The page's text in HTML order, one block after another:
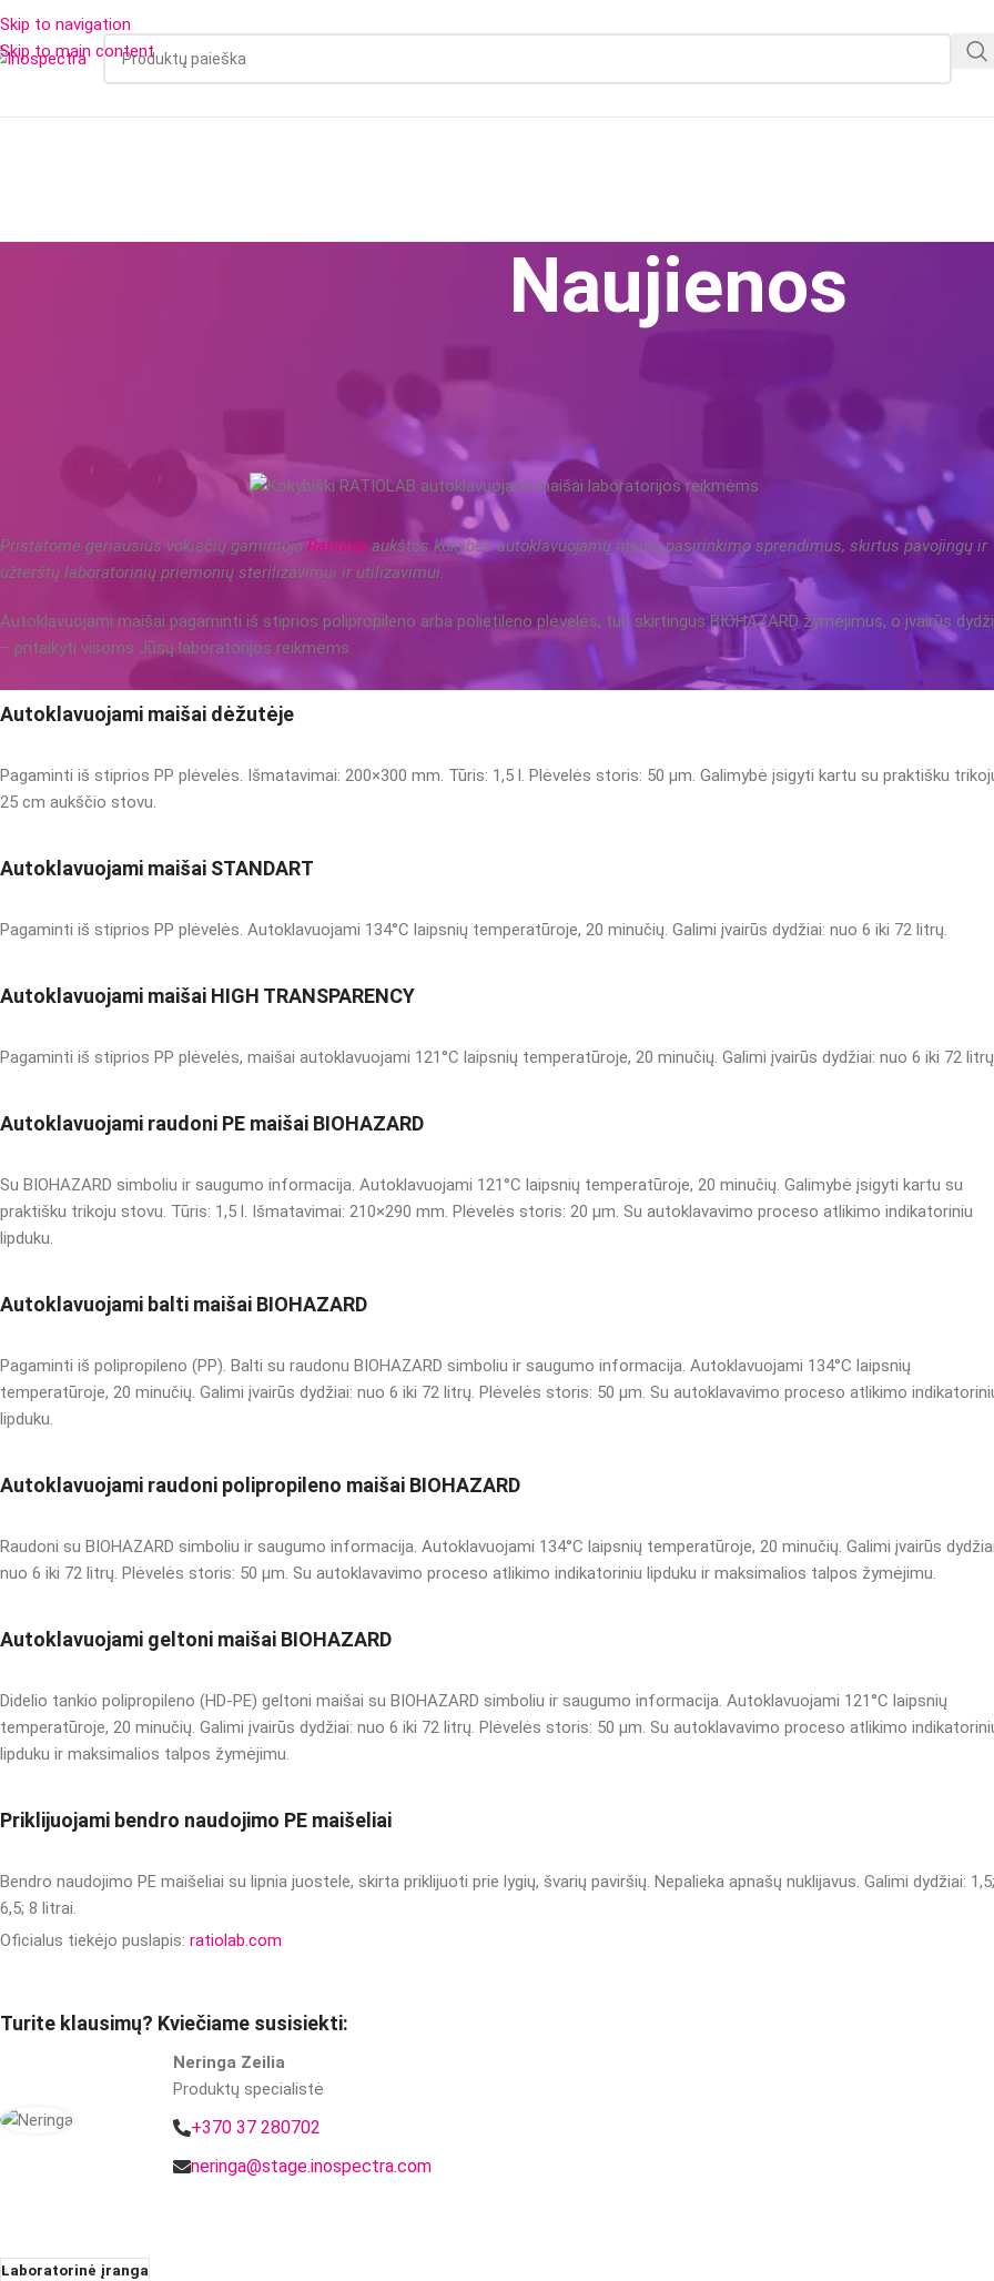
Skip to navigation
Skip to main content
Naujienos
Kokybiški RATIOLAB autoklavuojami maišai – profesionaliam
sterilizavimui ir utilizacijai
Posted by inospectraOn 2020-06-01
Pristatome geriausius vokiečių gamintojo Ratiolab aukštos kokybės autoklavuojamų maišų pasirinkimo sprendimus, skirtus pavojingų ir
užterštų laboratorinių priemonių sterilizavimui ir utilizavimui.
Autoklavuojami maišai pagaminti iš stiprios polipropileno arba polietileno plėvelės, turi skirtingus BIOHAZARD žymėjimus, o įvairūs
– pritaikyti visoms Jūsų laboratorijos reikmėms.
Autoklavuojami maišai dėžutėje
Pagaminti iš stiprios PP plėvelės. Išmatavimai: 200×300 mm. Tūris: 1,5 l. Plėvelės storis: 50 µm. Galimybė įsigyti kartu su praktišku
25 cm aukščio stovu.
Autoklavuojami maišai STANDART
Pagaminti iš stiprios PP plėvelės. Autoklavuojami 134°C laipsnių temperatūroje, 20 minučių. Galimi įvairūs dydžiai: nuo 6 iki 72 litrų.
Autoklavuojami maišai HIGH TRANSPARENCY
Pagaminti iš stiprios PP plėvelės, maišai autoklavuojami 121°C laipsnių temperatūroje, 20 minučių. Galimi įvairūs dydžiai: nuo 6 iki 72
Autoklavuojami raudoni PE maišai BIOHAZARD
Su BIOHAZARD simboliu ir saugumo informacija. Autoklavuojami 121°C laipsnių temperatūroje, 20 minučių. Galimybė įsigyti kartu su
praktišku trikoju stovu. Tūris: 1,5 l. Išmatavimai: 210×290 mm. Plėvelės storis: 20 µm. Su autoklavavimo proceso atlikimo indikatoriniu
lipduku.
Autoklavuojami balti maišai BIOHAZARD
Pagaminti iš polipropileno (PP). Balti su raudonu BIOHAZARD simboliu ir saugumo informacija. Autoklavuojami 134°C laipsnių
temperatūroje, 20 minučių. Galimi įvairūs dydžiai: nuo 6 iki 72 litrų. Plėvelės storis: 50 µm. Su autoklavavimo proceso atlikimo
lipduku.
Autoklavuojami raudoni polipropileno maišai BIOHAZARD
Raudoni su BIOHAZARD simboliu ir saugumo informacija. Autoklavuojami 134°C laipsnių temperatūroje, 20 minučių. Galimi įvairūs
nuo 6 iki 72 litrų. Plėvelės storis: 50 µm. Su autoklavavimo proceso atlikimo indikatoriniu lipduku ir maksimalios talpos žymėjimu.
Autoklavuojami geltoni maišai BIOHAZARD
Didelio tankio polipropileno (HD-PE) geltoni maišai su BIOHAZARD simboliu ir saugumo informacija. Autoklavuojami 121°C laipsnių
temperatūroje, 20 minučių. Galimi įvairūs dydžiai: nuo 6 iki 72 litrų. Plėvelės storis: 50 µm. Su autoklavavimo proceso atlikimo
lipduku ir maksimalios talpos žymėjimu.
Priklijuojami bendro naudojimo PE maišeliai
Bendro naudojimo PE maišeliai su lipnia juostele, skirta priklijuoti prie lygių, švarių paviršių. Nepalieka apnašų nuklijavus. Galimi dydžiai: 1,5;
6,5; 8 litrai.
Oficialus tiekėjo puslapis: ratiolab.com
Turite klausimų? Kviečiame susisiekti:
Neringa Zeilia
Produktų specialistė
+370 37 280702
neringa@stage.inospectra.com
Laboratorinė įranga